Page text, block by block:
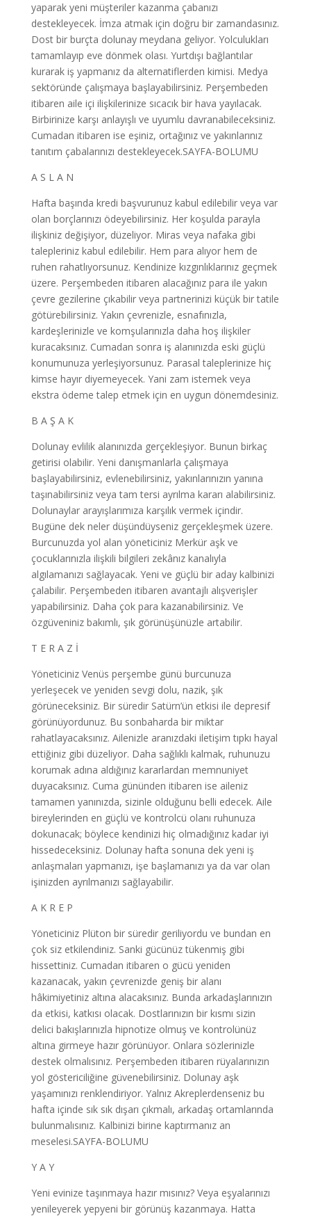
yaparak yeni müşteriler kazanma çabanızı
destekleyecek. İmza atmak için doğru bir zamandasınız.
Dost bir burçta dolunay meydana geliyor. Yolculukları
tamamlayıp eve dönmek olası. Yurtdışı bağlantılar
kurarak iş yapmanız da alternatiflerden kimisi. Medya
sektöründe çalışmaya başlayabilirsiniz. Perşembeden
itibaren aile içi ilişkilerinize sıcacık bir hava yayılacak.
Birbirinize karşı anlayışlı ve uyumlu davranabileceksiniz.
Cumadan itibaren ise eşiniz, ortağınız ve yakınlarınız
tanıtım çabalarınızı destekleyecek.SAYFA-BOLUMU
A S L A N
Hafta başında kredi başvurunuz kabul edilebilir veya var
olan borçlarınızı ödeyebilirsiniz. Her koşulda parayla
ilişkiniz değişiyor, düzeliyor. Miras veya nafaka gibi
talepleriniz kabul edilebilir. Hem para alıyor hem de
ruhen rahatlıyorsunuz. Kendinize kızgınlıklarınız geçmek
üzere. Perşembeden itibaren alacağınız para ile yakın
çevre gezilerine çıkabilir veya partnerinizi küçük bir tatile
götürebilirsiniz. Yakın çevrenizle, esnafınızla,
kardeşlerinizle ve komşularınızla daha hoş ilişkiler
kuracaksınız. Cumadan sonra iş alanınızda eski güçlü
konumunuza yerleşiyorsunuz. Parasal taleplerinize hiç
kimse hayır diyemeyecek. Yani zam istemek veya
ekstra ödeme talep etmek için en uygun dönemdesiniz.
B A Ş A K
Dolunay evlilik alanınızda gerçekleşiyor. Bunun birkaç
getirisi olabilir. Yeni danışmanlarla çalışmaya
başlayabilirsiniz, evlenebilirsiniz, yakınlarınızın yanına
taşınabilirsiniz veya tam tersi ayrılma kararı alabilirsiniz.
Dolunaylar arayışlarımıza karşılık vermek içindir.
Bugüne dek neler düşündüyseniz gerçekleşmek üzere.
Burcunuzda yol alan yöneticiniz Merkür aşk ve
çocuklarınızla ilişkili bilgileri zekânız kanalıyla
algılamanızı sağlayacak. Yeni ve güçlü bir aday kalbinizi
çalabilir. Perşembeden itibaren avantajlı alışverişler
yapabilirsiniz. Daha çok para kazanabilirsiniz. Ve
özgüveniniz bakımlı, şık görünüşünüzle artabilir.
T E R A Z İ
Yöneticiniz Venüs perşembe günü burcunuza
yerleşecek ve yeniden sevgi dolu, nazik, şık
görüneceksiniz. Bir süredir Satürn’ün etkisi ile depresif
görünüyordunuz. Bu sonbaharda bir miktar
rahatlayacaksınız. Ailenizle aranızdaki iletişim tıpkı hayal
ettiğiniz gibi düzeliyor. Daha sağlıklı kalmak, ruhunuzu
korumak adına aldığınız kararlardan memnuniyet
duyacaksınız. Cuma gününden itibaren ise aileniz
tamamen yanınızda, sizinle olduğunu belli edecek. Aile
bireylerinden en güçlü ve kontrolcü olanı ruhunuza
dokunacak; böylece kendinizi hiç olmadığınız kadar iyi
hissedeceksiniz. Dolunay hafta sonuna dek yeni iş
anlaşmaları yapmanızı, işe başlamanızı ya da var olan
işinizden ayrılmanızı sağlayabilir.
A K R E P
Yöneticiniz Plüton bir süredir geriliyordu ve bundan en
çok siz etkilendiniz. Sanki gücünüz tükenmiş gibi
hissettiniz. Cumadan itibaren o gücü yeniden
kazanacak, yakın çevrenizde geniş bir alanı
hâkimiyetiniz altına alacaksınız. Bunda arkadaşlarınızın
da etkisi, katkısı olacak. Dostlarınızın bir kısmı sizin
delici bakışlarınızla hipnotize olmuş ve kontrolünüz
altına girmeye hazır görünüyor. Onlara sözlerinizle
destek olmalısınız. Perşembeden itibaren rüyalarınızın
yol göstericiliğine güvenebilirsiniz. Dolunay aşk
yaşamınızı renklendiriyor. Yalnız Akreplerdenseniz bu
hafta içinde sık sık dışarı çıkmalı, arkadaş ortamlarında
bulunmalısınız. Kalbinizi birine kaptırmanız an
meselesi.SAYFA-BOLUMU
Y A Y
Yeni evinize taşınmaya hazır mısınız? Veya eşyalarınızı
yenileyerek yepyeni bir görünüş kazanmaya. Hatta